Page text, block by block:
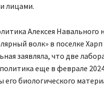
лицами.
Алексея
волк» в поселке
заявляла, что две
еще в феврале
биологического